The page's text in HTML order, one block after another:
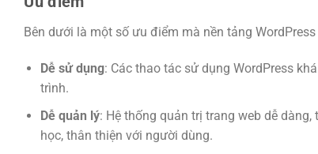
Bên dưới là một số ưu điểm mà nền tảng
Dễ sử dụng: Các thao tác sử dụng WordPress
trình.
Dễ quản lý: Hệ thống quản trị trang web dễ
học, thân thiện với người dùng.